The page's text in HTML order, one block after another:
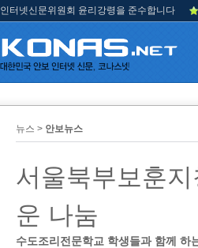
인터넷신문위원회 윤리강령을 준수합니다
뉴스 > 안보뉴스
서울북부보훈
운 나눔
수도조리전문학교 학생들과 함께 하